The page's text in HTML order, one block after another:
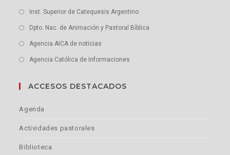
Inst. Superior de Catequesis Argentino
Dpto. Nac. de Animación y Pastoral Bíblica
Agencia AICA de noticias
Agencia Católica de Informaciones
ACCESOS DESTACADOS
Agenda
Actividades pastorales
Biblioteca